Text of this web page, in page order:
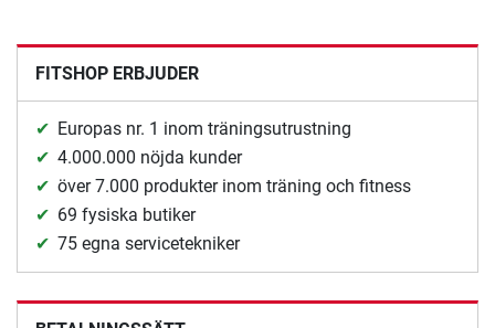
FITSHOP ERBJUDER
Europas nr. 1 inom träningsutrustning
4.000.000 nöjda kunder
över 7.000 produkter inom träning och fitness
69 fysiska butiker
75 egna servicetekniker